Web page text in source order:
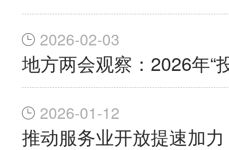
2026-02-03
地方两会观察：2026年“
2026-01-12
推动服务业开放提速加